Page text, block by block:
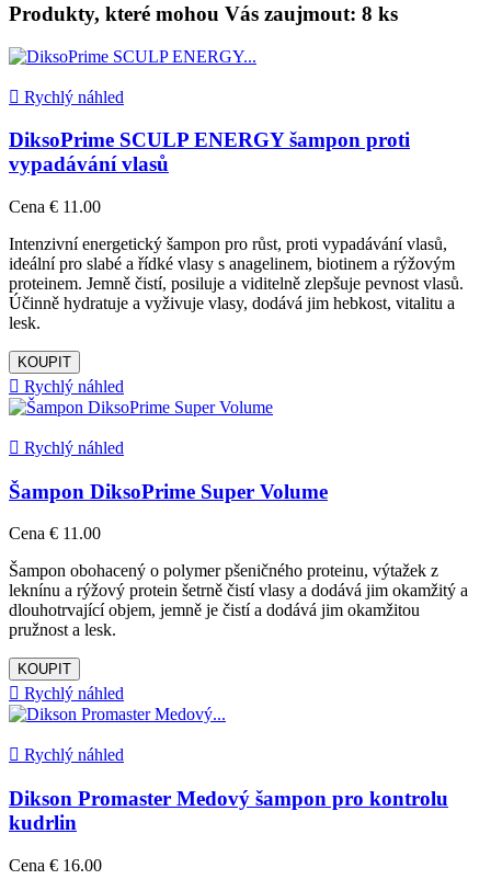
Produkty, které mohou Vás zaujmout: 8 ks
 Rychlý náhled
DiksoPrime SCULP ENERGY šampon proti
vypadávání vlasů
Cena € 11.00
Intenzivní energetický šampon pro růst, proti vypadávání vlasů,
ideální pro slabé a řídké vlasy s anagelinem, biotinem a rýžovým
proteinem. Jemně čistí, posiluje a viditelně zlepšuje pevnost vlasů.
Účinně hydratuje a vyživuje vlasy, dodává jim hebkost, vitalitu a
lesk.
KOUPIT
 Rychlý náhled
 Rychlý náhled
Šampon DiksoPrime Super Volume
Cena € 11.00
Šampon obohacený o polymer pšeničného proteinu, výtažek z
leknínu a rýžový protein šetrně čistí vlasy a dodává jim okamžitý a
dlouhotrvající objem, jemně je čistí a dodává jim okamžitou
pružnost a lesk.
KOUPIT
 Rychlý náhled
 Rychlý náhled
Dikson Promaster Medový šampon pro kontrolu
kudrlin
Cena € 16.00